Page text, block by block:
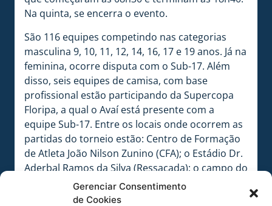
Gerenciar Consentimento
de Cookies
Na quinta, se encerra o evento.
São 116 equipes competindo nas categorias
masculina 9, 10, 11, 12, 14, 16, 17 e 19 anos. Já na
feminina, ocorre disputa com o Sub-17. Além
disso, seis equipes de camisa, com base
profissional estão participando da Supercopa
Floripa, a qual o Avaí está presente com a
equipe Sub-17. Entre os locais onde ocorrem as
partidas do torneio estão: Centro de Formação
de Atleta João Nilson Zunino (CFA); o Estádio Dr.
Aderbal Ramos da Silva (Ressacada); o campo do
Internacional do Carianos; e o campo do Ajax,
no bairro Saco dos Limões.